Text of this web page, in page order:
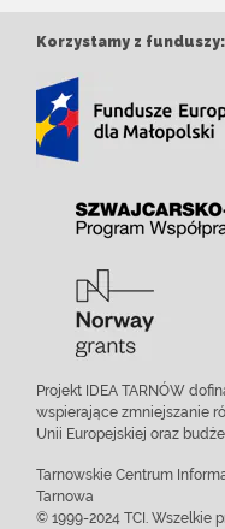
Korzystamy z funduszy:
Projekt IDEA TARNÓW
wspierające zmniejszanie
Unii Europejskiej oraz
Tarnowskie Centrum
Tarnowa
© 1999-2024 TCI. Wszelkie